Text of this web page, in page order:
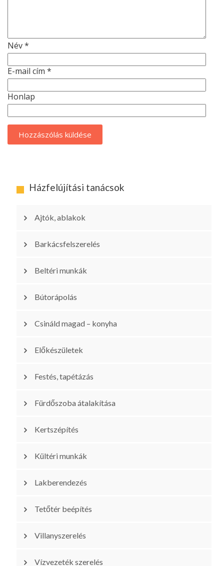
Név*
E-mail cím *
Honlap
Házfelújítási tanácsok
Ajtók, ablakok
Barkácsfelszerelés
Beltéri munkák
Bútorápolás
Csináld magad – konyha
Előkészületek
Festés, tapétázás
Fürdőszoba átalakítása
Kertszépítés
Kültéri munkák
Lakberendezés
Tetőtér beépítés
Villanyszerelés
Vízvezeték szerelés